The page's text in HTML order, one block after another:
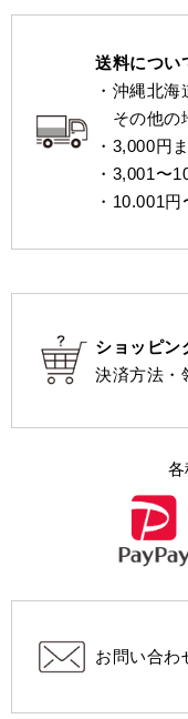
送料につい
・沖縄北
その他の
・3,000円
・3,001〜
・10.001
ショッピン
決済方法・
各
お問い合わ